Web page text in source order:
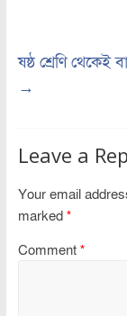
ষষ্ঠ শ্রেণি থেকেই
→
Leave a
Your email
marked *
Comment *